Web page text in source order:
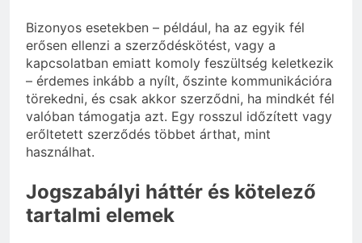
Bizonyos esetekben – például, ha az egyik fél
erősen ellenzi a szerződéskötést, vagy a
kapcsolatban emiatt komoly feszültség keletkezik
– érdemes inkább a nyílt, őszinte kommunikációra
törekedni, és csak akkor szerződni, ha mindkét fél
valóban támogatja azt. Egy rosszul időzített vagy
erőltetett szerződés többet árthat, mint
használhat.
Jogszabályi háttér és kötelező
tartalmi elemek